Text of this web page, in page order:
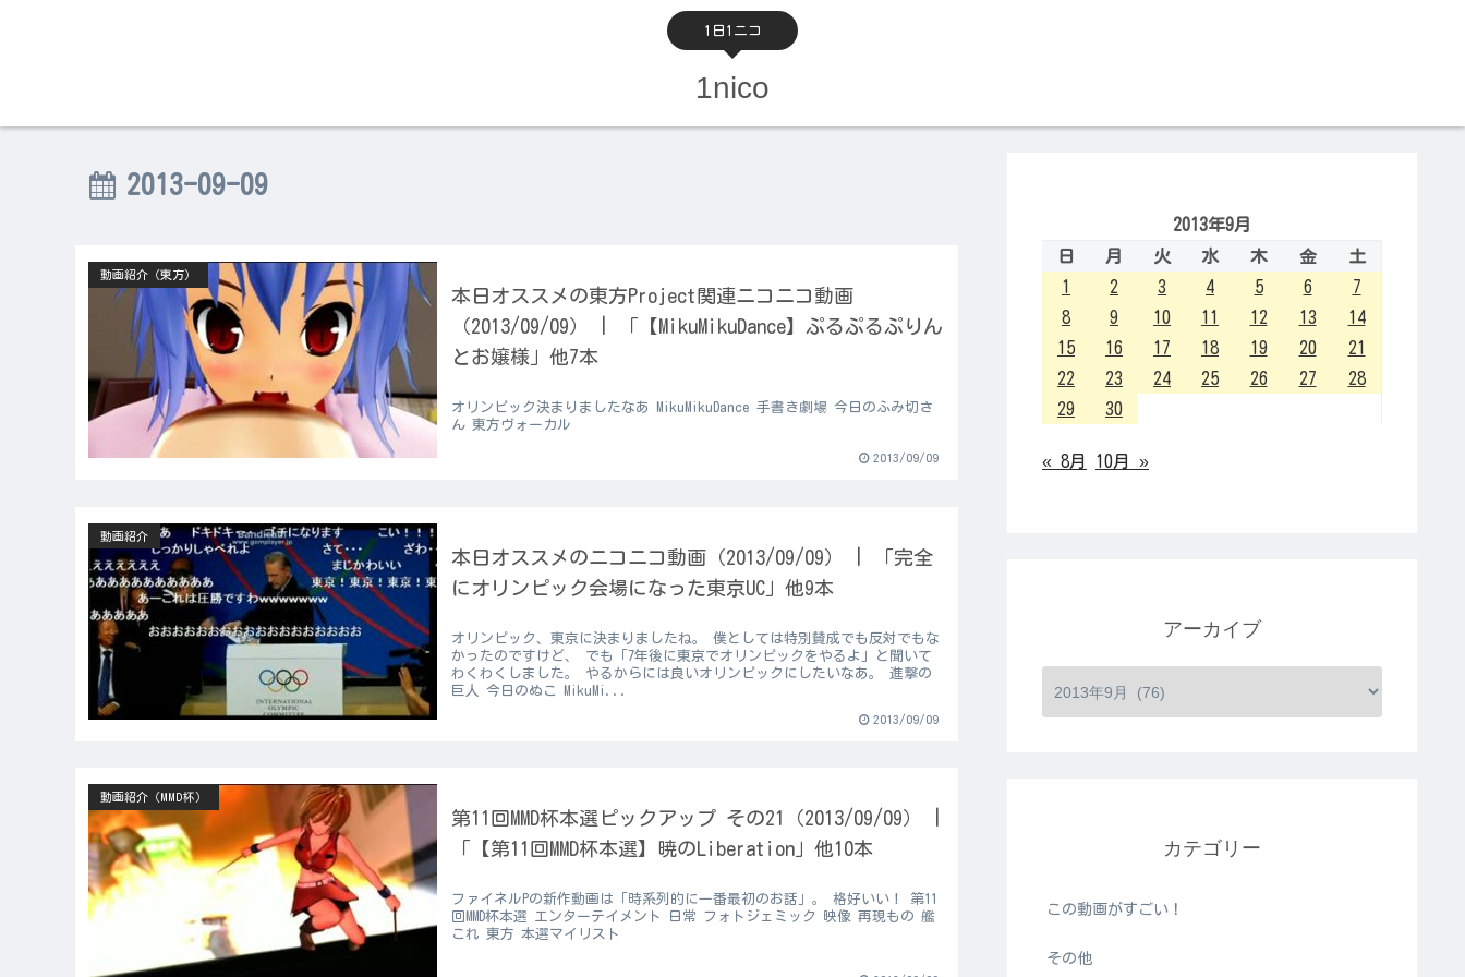
1日1ニコ
1nico
2013-09-09
動画紹介（東方）
本日オススメの東方Project関連ニコニコ動画
（2013/09/09） | 「【MikuMikuDance】ぷるぷるぷりん
とお嬢様」他7本
オリンピック決まりましたなあ MikuMikuDance 手書き劇場 今日のふみ切さ
ん 東方ヴォーカル
2013/09/09
動画紹介
本日オススメのニコニコ動画（2013/09/09） | 「完全
にオリンピック会場になった東京UC」他9本
オリンピック、東京に決まりましたね。 僕としては特別賛成でも反対でもな
かったのですけど、 でも「7年後に東京でオリンピックをやるよ」と聞いて
わくわくしました。 やるからには良いオリンピックにしたいなあ。 進撃の
巨人 今日のぬこ MikuMi...
2013/09/09
動画紹介（MMD杯）
第11回MMD杯本選ピックアップ その21（2013/09/09） |
「【第11回MMD杯本選】暁のLiberation」他10本
ファイネルPの新作動画は「時系列的に一番最初のお話」。 格好いい！ 第11
回MMD杯本選 エンターテイメント 日常 フォトジェミック 映像 再現もの 艦
これ 東方 本選マイリスト
2013年9月
日
月 火 水 木 金
土
1
2 3 4 5 6
7
8
9 10 11 12 13
14
15
16 17 18 19 20
21
22
23 24 25 26 27
28
29
30
« 8月 10月 »
アーカイブ
カテゴリー
この動画がすごい！
その他